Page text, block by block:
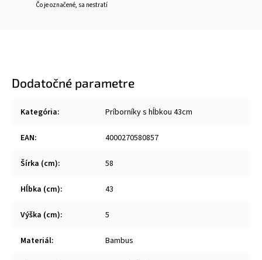
Čo je označené, sa nestratí
Dodatočné parametre
Kategória: Príborníky s hĺbkou 43cm
EAN: 4000270580857
Šírka (cm): 58
Hĺbka (cm): 43
Výška (cm): 5
Materiál: Bambus